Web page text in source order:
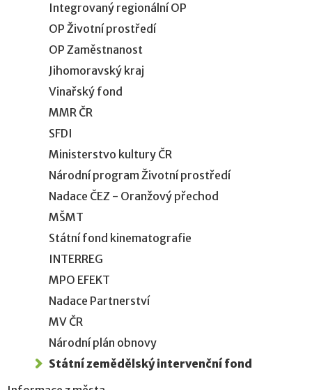
Integrovaný regionální OP
OP Životní prostředí
OP Zaměstnanost
Jihomoravský kraj
Vinařský fond
MMR ČR
SFDI
Ministerstvo kultury ČR
Národní program Životní prostředí
Nadace ČEZ - Oranžový přechod
MŠMT
Státní fond kinematografie
INTERREG
MPO EFEKT
Nadace Partnerství
MV ČR
Národní plán obnovy
Státní zemědělský intervenční fond